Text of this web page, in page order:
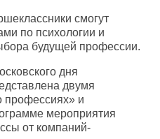
смогут
по психологии и
будущей профессии.
дня
двумя
профессиях» и
мероприятия
от компаний-